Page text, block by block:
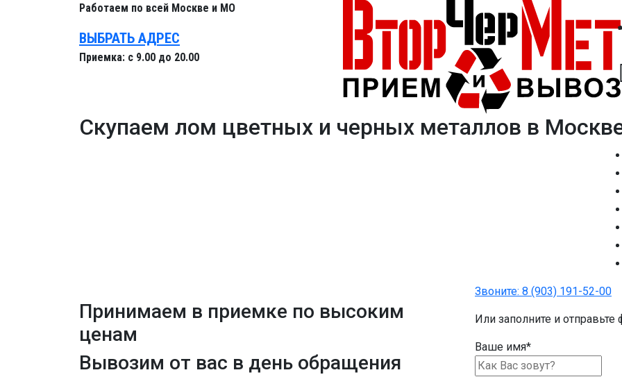
Работаем по всей Москве и МО
ВЫБРАТЬ АДРЕС
Приемка: с 9.00 до 20.00
Скупаем лом цветных и черных металлов в
Принимаем в приемке по высоким
ценам
Вывозим от вас в день обращения
Звоните: 8 (903) 191-52-00
Или заполните и отправьте
Ваше имя*